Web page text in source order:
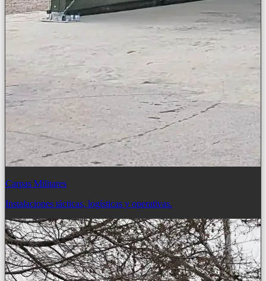
Carpas Militares
Instalaciones tácticas, logísticas y operativas.